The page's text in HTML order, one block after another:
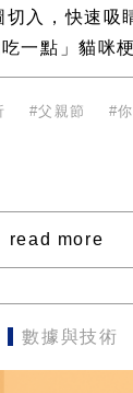
入，快速吸
一點」貓咪
相同結構，讓
父親節
read more
數據與技術